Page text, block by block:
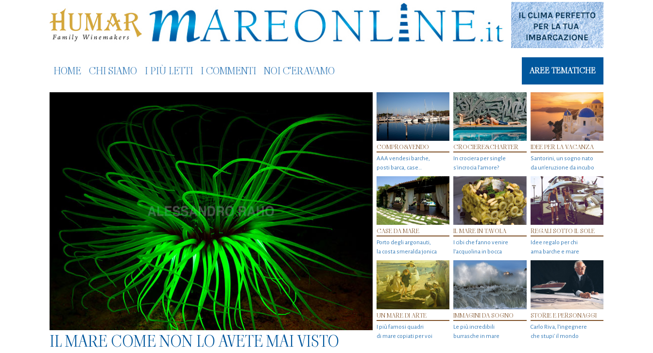
HOME CHI SIAMO I PIÙ LETTI I COMMENTI NOI C'ERAVAMO AREE TEMATICHE
IL MARE COME NON LO AVETE MAI VISTO
COMPRO&VENDO
AAA vendesi barche,
posti barca, case…
CROCIERE&CHARTER
In crociera per single
s'incrocia l’amore?
IDEE PER LA VACANZA
Santorini, un sogno nato
da un’eruzione da incubo
CASE DA MARE
Porto degli argonauti,
la costa smeralda jonica
IL MARE IN TAVOLA
I cibi che fanno venire
l’acquolina in bocca
REGALI SOTTO IL SOLE
Idee regalo per chi
ama barche e mare
UN MARE DI ARTE
I più famosi quadri
di mare copiati per voi
IMMAGINI DA SOGNO
Le più incredibili
burrasche in mare
STORIE E PERSONAGGI
Carlo Riva, l’ingegnere
che stupi' il mondo